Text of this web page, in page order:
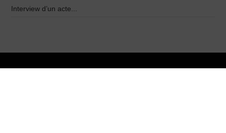
Interview d’un acte...
Partenaires